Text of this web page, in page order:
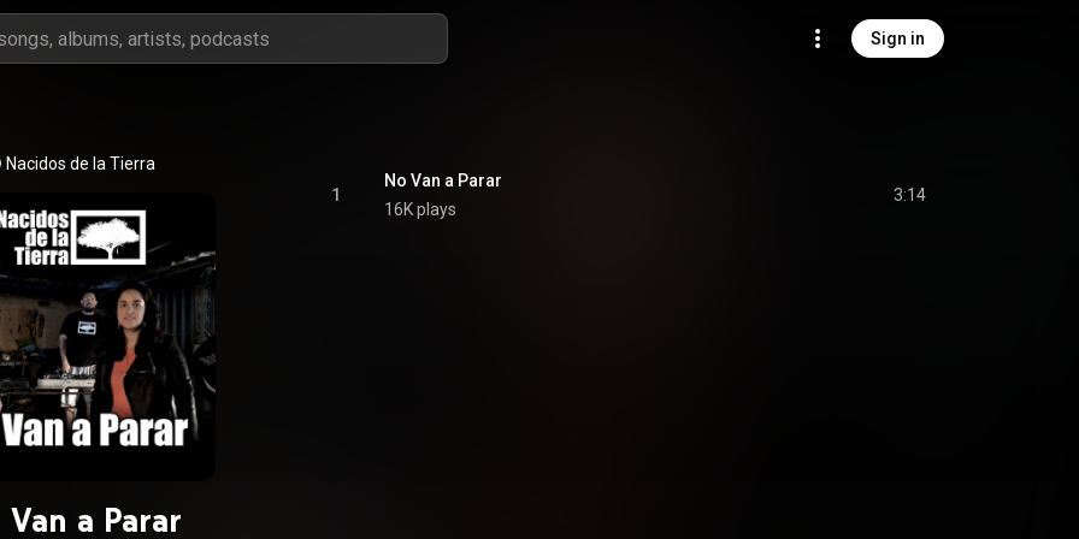
Sign in
Nacidos de la Tierra
Van a Parar
1
No Van a Parar
16K plays
3:14